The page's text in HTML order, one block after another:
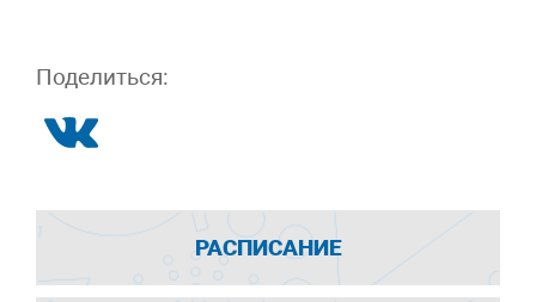
Поделиться:
РАСПИСАНИЕ